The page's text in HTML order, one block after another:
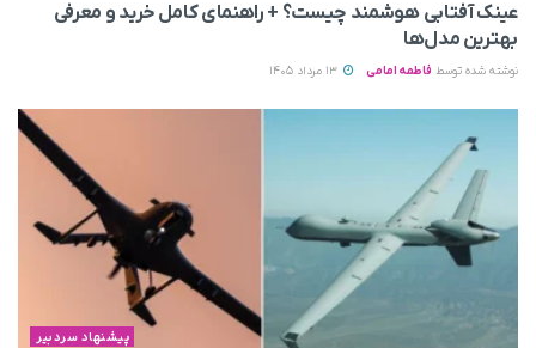
عینک آفتابی هوشمند چیست؟ + راهنمای کامل خرید و معرفی
بهترین مدل‌ها
نوشته شده توسط فاطمه امامی
پیشنهاد سردبیر